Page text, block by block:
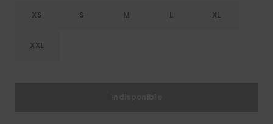
la FAQ
XS S M L XL
XXL